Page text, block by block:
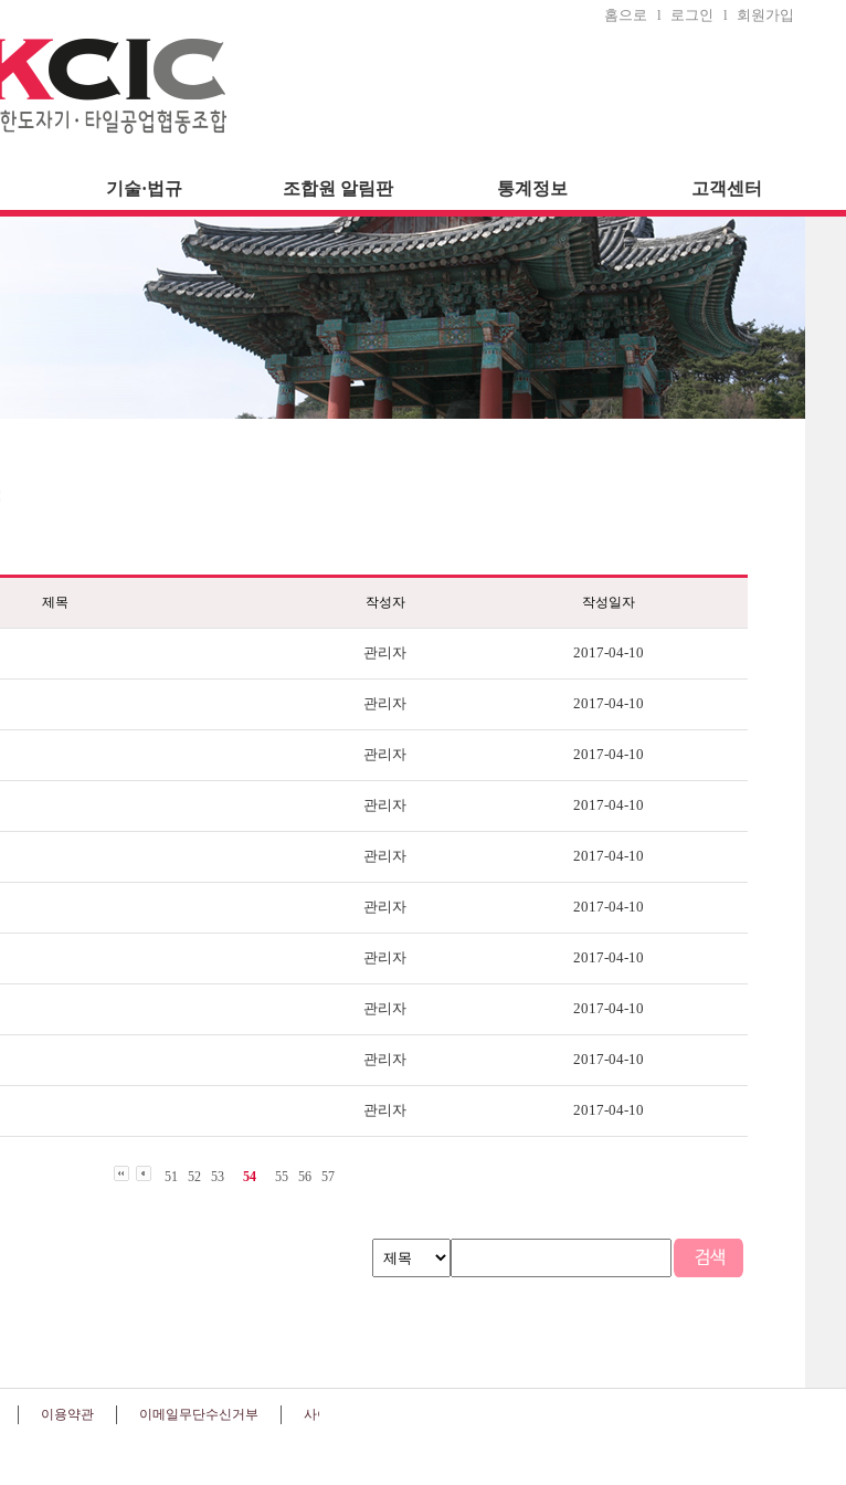
홈으로 l 로그인 l 회원가입
기술·법규 조합원 알림판 통계정보 고객센터
제목 작성자 작성일자
관리자 2017-04-10
관리자 2017-04-10
관리자 2017-04-10
관리자 2017-04-10
관리자 2017-04-10
관리자 2017-04-10
관리자 2017-04-10
관리자 2017-04-10
관리자 2017-04-10
관리자 2017-04-10
51 52 53 54 55 56 57
이용약관 이메일무단수신거부 사이트맵